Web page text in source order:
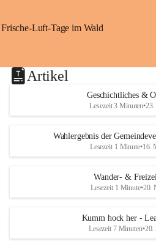
Frische-Luft-Tage im Wald
Artikel
Geschichtliches &
Lesezeit 3 Minuten•23.
Wahlergebnis der
Lesezeit 1 Minute•16.
Wander- &
Lesezeit 1 Minute•20.
Kumm hock her -
Lesezeit 7 Minuten•20.